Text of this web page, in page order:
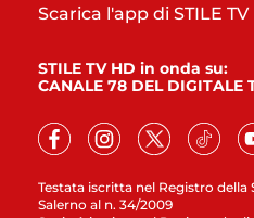
Testata iscritta nel Registro della
Salerno al n. 34/2009
Scarica l'app di STILE TV
STILE TV HD in onda su:
CANALE 78 DEL DIGITALE